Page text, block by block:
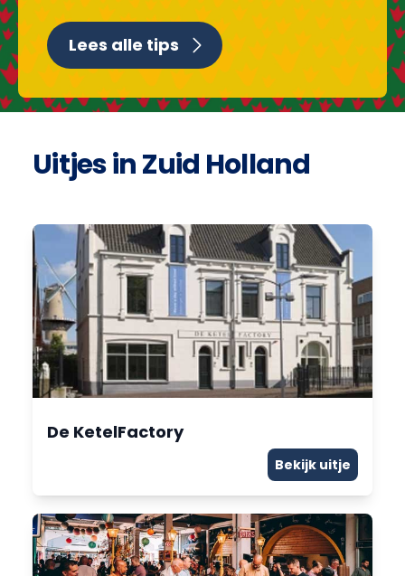
Lees alle tips
Uitjes in Zuid Holland
De KetelFactory
Bekijk uitje